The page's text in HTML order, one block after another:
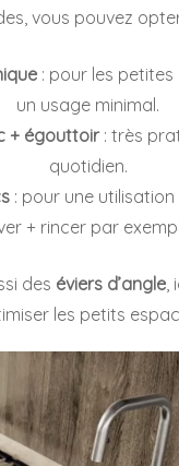
vous pouvez
: pour les petites
un usage minimal.
+ égouttoir: très
quotidien.
: pour une
+ rincer par
des éviers d’angle,
les petits